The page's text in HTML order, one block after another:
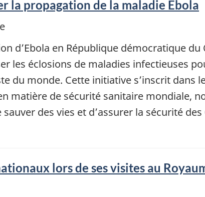
la propagation de la maladie Ebola
d’Ebola en République démocratique du
les éclosions de maladies infectieuses
du monde. Cette initiative s’inscrit dans
matière de sécurité sanitaire mondiale,
des vies et d’assurer la sécurité des
lors de ses visites au